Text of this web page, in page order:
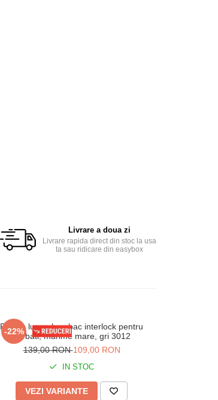
Livrare a doua zi
Livrare rapida direct din stoc la usa
ta sau ridicare din easybox
-22%
Pijama lunga bumbac interlock pentru
barbati, marime mare, gri 3012
139,00 RON109,00 RON
IN STOC
VEZI VARIANTE